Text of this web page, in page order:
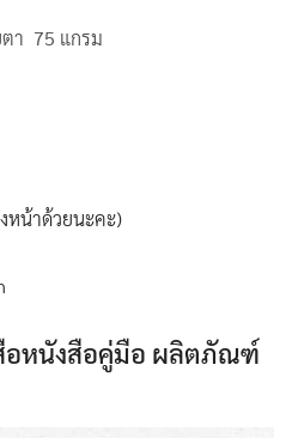
ตา 75 แกรม
หน้าด้วยนะคะ)
อหนังสือคู่มือ ผลิตภัณฑ์